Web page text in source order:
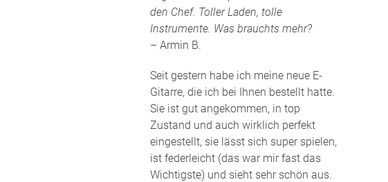
den Chef. Toller Laden, tolle
Instrumente. Was brauchts mehr?
– Armin B.
Seit gestern habe ich meine neue E-
Gitarre, die ich bei Ihnen bestellt hatte.
Sie ist gut angekommen, in top
Zustand und auch wirklich perfekt
eingestellt, sie lässt sich super spielen,
ist federleicht (das war mir fast das
Wichtigste) und sieht sehr schön aus.